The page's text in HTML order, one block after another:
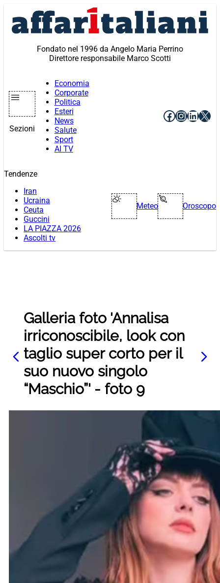
contenuto
Fondato nel 1996 da Angelo Maria Perrino
Direttore responsabile Marco Scotti
Sezioni
Economia
Corporate
Politica
Esteri
News
Salute
Sport
AI TV
Facebook
X
Tendenze
Iran
Ucraina
Ceuta
Guccini
LA PIAZZA 2026
Ascolti tv
Meteo Oroscopo
Galleria foto 'Annalisa
irriconoscibile, look con
taglio super corto per il
suo nuovo singolo
“Maschio”' - foto 9